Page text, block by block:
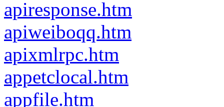
apiresponse.htm
apiweiboqq.htm
apixmlrpc.htm
appetclocal.htm
appfile.htm